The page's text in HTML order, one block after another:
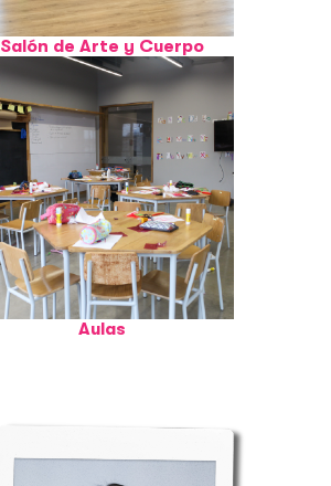
Salón de Arte y Cuerpo
Aulas